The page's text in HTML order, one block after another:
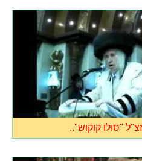
"סולו קוקוש"..